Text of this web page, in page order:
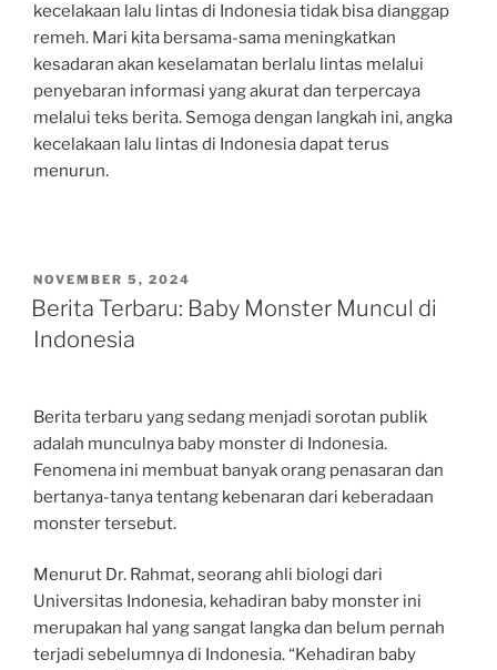
kecelakaan lalu lintas di Indonesia tidak bisa dianggap
remeh. Mari kita bersama-sama meningkatkan
kesadaran akan keselamatan berlalu lintas melalui
penyebaran informasi yang akurat dan terpercaya
melalui teks berita. Semoga dengan langkah ini, angka
kecelakaan lalu lintas di Indonesia dapat terus
menurun.
POSTED
ON
NOVEMBER 5, 2024
Berita Terbaru: Baby Monster Muncul di
Indonesia
Berita terbaru yang sedang menjadi sorotan publik
adalah munculnya baby monster di Indonesia.
Fenomena ini membuat banyak orang penasaran dan
bertanya-tanya tentang kebenaran dari keberadaan
monster tersebut.
Menurut Dr. Rahmat, seorang ahli biologi dari
Universitas Indonesia, kehadiran baby monster ini
merupakan hal yang sangat langka dan belum pernah
terjadi sebelumnya di Indonesia. “Kehadiran baby